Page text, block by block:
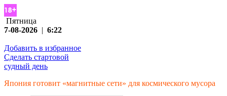
Пятница
7-08-2026 | 6:22
Добавить в избранное
Сделать стартовой
судный день
Япония готовит «магнитные сети» для космического мусора